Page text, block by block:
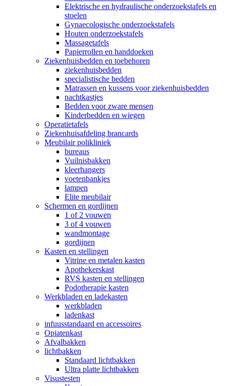
Elektrische en hydraulische onderzoekstafels en
stoelen
Gynaecologische onderzoekstafels
Houten onderzoekstafels
Massagetafels
Papierrollen en handdoeken
Ziekenhuisbedden en toebehoren
ziekenhuisbedden
specialistische bedden
Matrassen en kussens voor ziekenhuisbedden
nachtkastjes
Bedden voor zware mensen
Kinderbedden en wiegen
Operatietafels
Ziekenhuisafdeling brancards
Meubilair polikliniek
bureaus
Vuilnisbakken
kleerhangers
voetenbankjes
lampen
Elite meubilair
Schermen en gordijnen
1 of 2 vouwen
3 of 4 vouwen
wandmontage
gordijnen
Kasten en stellingen
Vitrine en metalen kasten
Apothekerskast
RVS kasten en stellingen
Podotherapie kasten
Werkbladen en ladekasten
werkbladen
ladenkast
infuusstandaard en accessoires
Opiatenkast
Afvalbakken
lichtbakken
Standaard lichtbakken
Ultra platte lichtbakken
Visustesten